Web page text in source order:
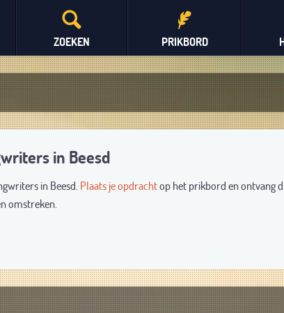
PRIKBORD
ZOEKEN
in Beesd
in Beesd. Plaats je opdrachtop het prikbord en ontvang
omstreken.